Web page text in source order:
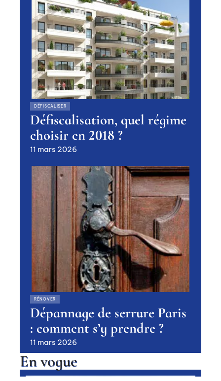
DÉFISCALISER
Défiscalisation, quel régime
choisir en 2018 ?
11 mars 2026
RÉNOVER
Dépannage de serrure Paris
: comment s’y prendre ?
11 mars 2026
En vogue